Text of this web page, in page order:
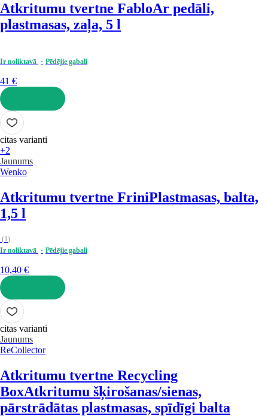
Atkritumu tvertne FabloAr pedāli,
plastmasas, zaļa, 5 l
Ir noliktavā Pēdējie gabali
41 €
LIKT GROZĀ
citas varianti
+2
Jaunums
Wenko
Atkritumu tvertne FriniPlastmasas, balta,
1,5 l
(1)
Ir noliktavā
Pēdējie gabali
10,40 €
LIKT GROZĀ
citas varianti
Jaunums
ReCollector
Atkritumu tvertne Recycling
BoxAtkritumu šķirošanas/sienas,
pārstrādātas plastmasas, spīdīgi balta